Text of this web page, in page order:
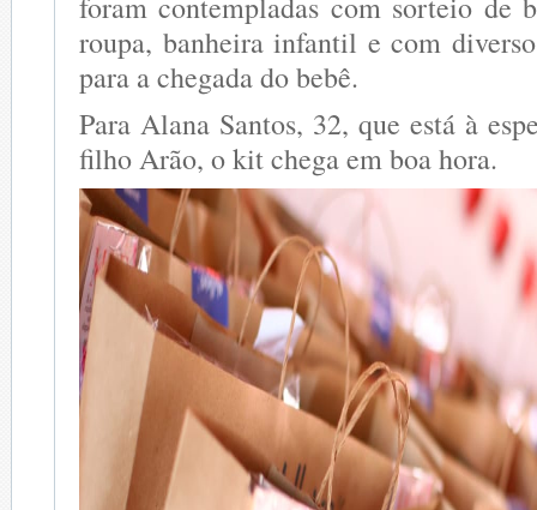
roupa, banheira infantil e com
para a chegada do bebê.
Para Alana Santos, 32, que está à
filho Arão, o kit chega em boa hora.